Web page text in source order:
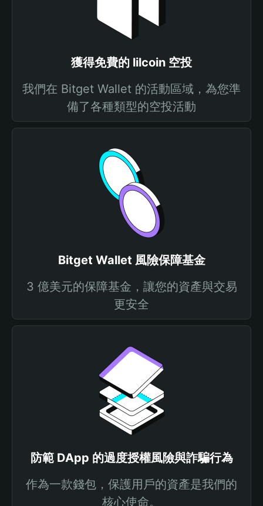
獲得免費的 lilcoin 空投
我們在 Bitget Wallet 的活動區域，為您準
備了各種類型的空投活動
Bitget Wallet 風險保障基金
3 億美元的保障基金，讓您的資產與交易
更安全
防範 DApp 的過度授權風險與詐騙行為
作為一款錢包，保護用戶的資產是我們的
核心使命。